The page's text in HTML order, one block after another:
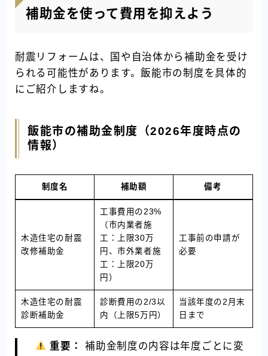
補助金を使って費用を抑えよう
耐震リフォームは、国や自治体から補助金を受け
られる可能性があります。飯能市の制度を具体的
にご紹介しますね。
飯能市の補助金制度（2026年度時点の
情報）
制度名 補助額 備考
木造住宅の耐震
改修補助金
工事費用の23%
（市内業者施
工：上限30万
円、市外業者施
工：上限20万
円）
工事前の申請が
必要
木造住宅の耐震
診断補助金
診断費用の2/3以
内（上限5万円）
当該年度の2月末
日まで
重要：
補助金制度の内容は年度ごとに変